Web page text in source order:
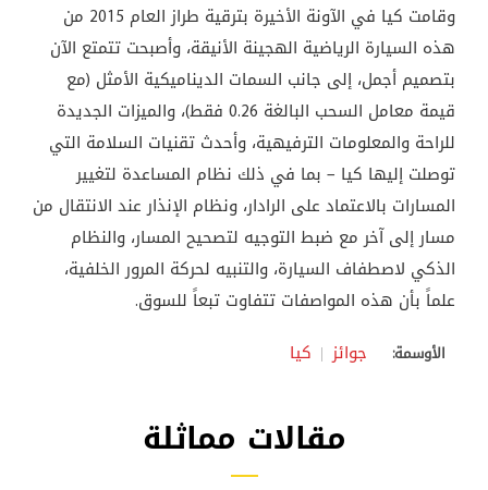
وقامت كيا في الآونة الأخيرة بترقية طراز العام 2015 من
هذه السيارة الرياضية الهجينة الأنيقة، وأصبحت تتمتع الآن
بتصميم أجمل، إلى جانب السمات الديناميكية الأمثل (مع
قيمة معامل السحب البالغة 0.26 فقط)، والميزات الجديدة
للراحة والمعلومات الترفيهية، وأحدث تقنيات السلامة التي
توصلت إليها كيا – بما في ذلك نظام المساعدة لتغيير
المسارات بالاعتماد على الرادار، ونظام الإنذار عند الانتقال من
مسار إلى آخر مع ضبط التوجيه لتصحيح المسار، والنظام
الذكي لاصطفاف السيارة، والتنبيه لحركة المرور الخلفية،
علماً بأن هذه المواصفات تتفاوت تبعاً للسوق.
الأوسمة: جوائز كيا
مقالات مماثلة